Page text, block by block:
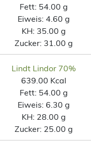
Fett: 54.00 g
Eiweis: 4.60 g
KH: 35.00 g
Zucker: 31.00 g
Lindt Lindor 70%
639.00 Kcal
Fett: 54.00 g
Eiweis: 6.30 g
KH: 28.00 g
Zucker: 25.00 g